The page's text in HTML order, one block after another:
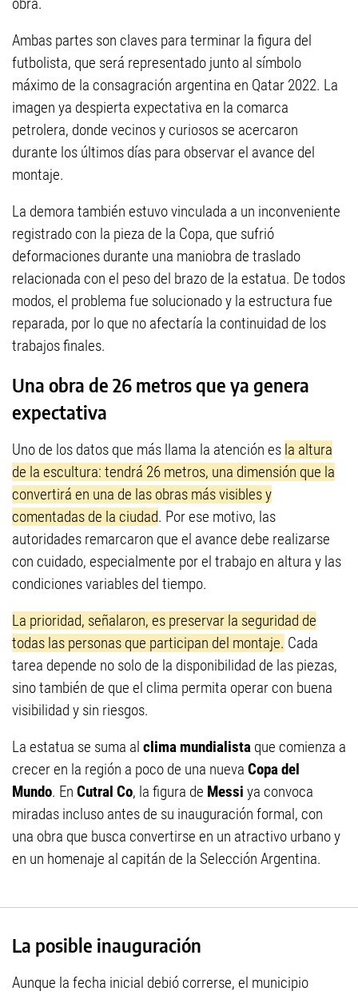
Ambas partes son claves para terminar la figura del
futbolista, que será representado junto al símbolo
máximo de la consagración argentina en Qatar 2022. La
imagen ya despierta expectativa en la comarca
petrolera, donde vecinos y curiosos se acercaron
durante los últimos días para observar el avance del
montaje.
La demora también estuvo vinculada a un inconveniente
registrado con la pieza de la Copa, que sufrió
deformaciones durante una maniobra de traslado
relacionada con el peso del brazo de la estatua. De todos
modos, el problema fue solucionado y la estructura fue
reparada, por lo que no afectaría la continuidad de los
trabajos finales.
Una obra de 26 metros que ya genera
expectativa
Uno de los datos que más llama la atención es la altura
de la escultura: tendrá 26 metros, una dimensión que la
convertirá en una de las obras más visibles y
comentadas de la ciudad. Por ese motivo, las
autoridades remarcaron que el avance debe realizarse
con cuidado, especialmente por el trabajo en altura y las
condiciones variables del tiempo.
La prioridad, señalaron, es preservar la seguridad de
todas las personas que participan del montaje. Cada
tarea depende no solo de la disponibilidad de las piezas,
sino también de que el clima permita operar con buena
visibilidad y sin riesgos.
La estatua se suma al clima mundialista que comienza a
crecer en la región a poco de una nueva Copa del
Mundo. En Cutral Co, la figura de Messi ya convoca
miradas incluso antes de su inauguración formal, con
una obra que busca convertirse en un atractivo urbano y
en un homenaje al capitán de la Selección Argentina.
La posible inauguración
Aunque la fecha inicial debió correrse, el municipio